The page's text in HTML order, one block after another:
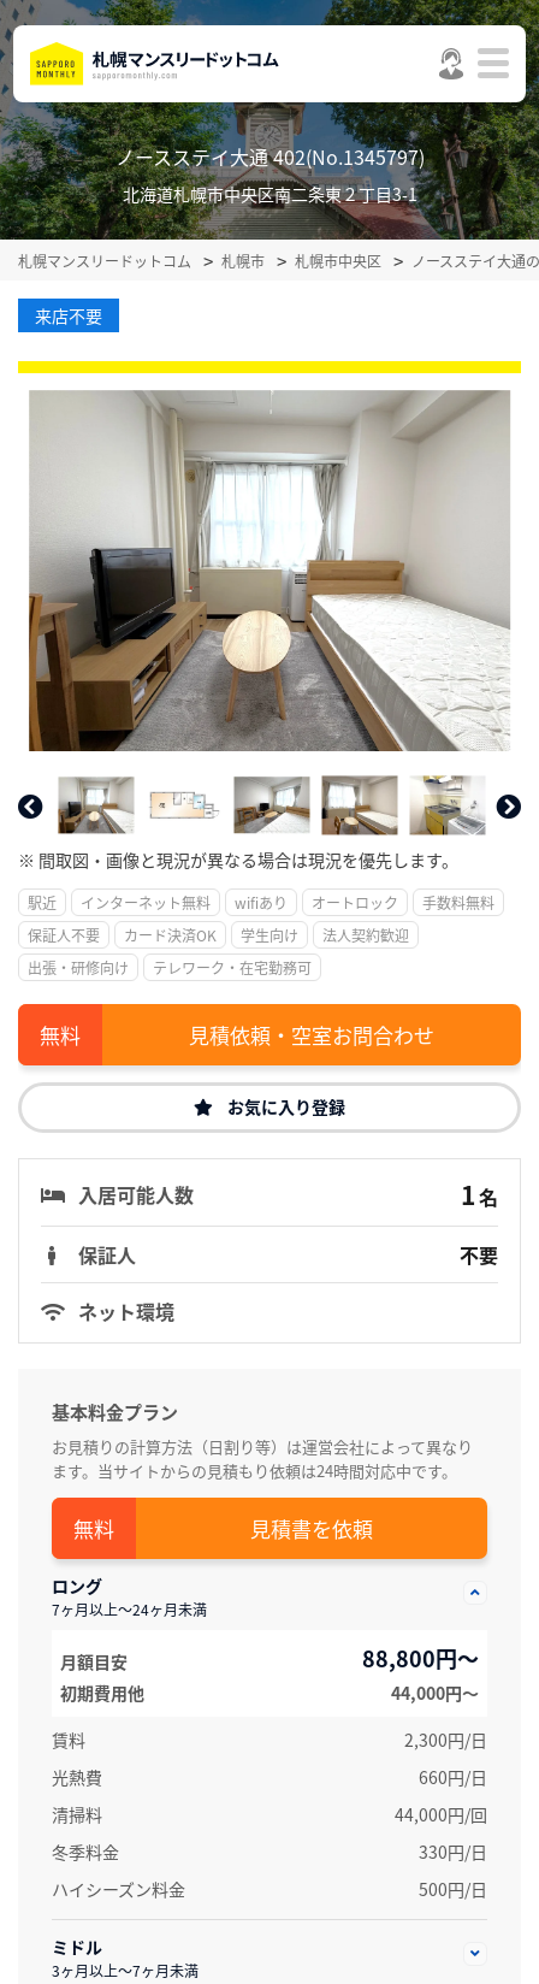
ノースステイ大通 402(No.1345797)
北海道札幌市中央区南二条東２丁目3-1
札幌マンスリードットコム 札幌市 札幌市中央区 ノースステイ大通
来店不要
※ 間取図・画像と現況が異なる場合は現況を優先します。
駅近 インターネット無料 wifiあり オートロック
手数料無料
保証人不要
カード決済OK 学生向け
法人契約歓迎
出張・研修向け
テレワーク・在宅勤務可
見積依頼・空室お問合わせ
お気に入り登録
入居可能人数 1名
保証人
不要
ネット環境
基本料金プラン
お見積りの計算方法（日割り等）は運営会社によって異なり
ます。当サイトからの見積もり依頼は24時間対応中です。
見積書を依頼
ロング
7ヶ月以上～24ヶ月未満
月額目安 88,800円～
初期費用他
44,000円〜
賃料
2,300円/日
光熱費
660円/日
清掃料
44,000円/回
冬季料金
330円/日
ハイシーズン料金
500円/日
ミドル
3ヶ月以上～7ヶ月未満